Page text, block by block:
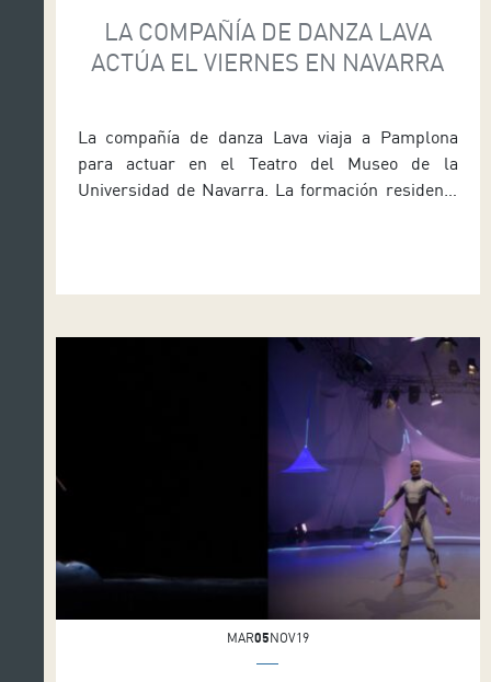
LA COMPAÑÍA DE DANZA LAVA
ACTÚA EL VIERNES EN NAVARRA
La compañía de danza Lava viaja a Pamplona
para actuar en el Teatro del Museo de la
Universidad de Navarra. La formación residente
coreógrafo Fernando Hernando Magadan, y
MAR05NOV19